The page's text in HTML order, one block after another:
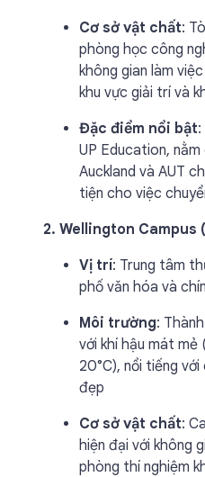
Cơ sở vật chất:
phòng học công
không gian làm
khu vực giải trí và
Đặc điểm nổi bật
UP Education,
Auckland và AUT
tiện cho việc
2. Wellington Campus
Vị trí: Trung tâm
phố văn hóa và
Môi trường:
với khí hậu mát mẻ
20°C), nổi tiếng
đẹp
Cơ sở vật chất:
hiện đại với không
phòng thí nghiệm